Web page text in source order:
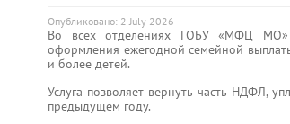
Опубликовано: 2 July 2026
Во всех отделениях ГОБУ «МФЦ
оформления ежегодной семейной
и более детей.
Услуга позволяет вернуть часть НДФЛ,
предыдущем году.